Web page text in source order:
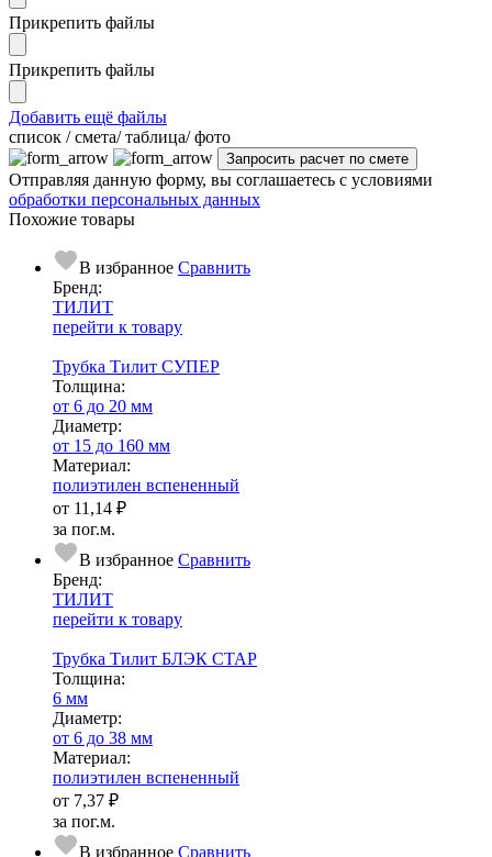
Прикрепить файлы
Прикрепить файлы
Добавить ещё файлы
cписок / смета/ таблица/ фото
Отправляя данную форму, вы соглашаетесь с условиями
обработки персональных данных
Похожие товары
В избранное Сравнить
Бренд:
ТИЛИТ
перейти к товару
Трубка Тилит СУПЕР
Тол­щи­на:
от 6 до 20 мм
Диаметр:
от 15 до 160 мм
Ма­­те­­ри­­ал:
полиэтилен вспененный
от 11,14 ₽
за пог.м.
В избранное Сравнить
Бренд:
ТИЛИТ
перейти к товару
Трубка Тилит БЛЭК СТАР
Тол­щи­на:
6 мм
Диаметр:
от 6 до 38 мм
Ма­­те­­ри­­ал:
полиэтилен вспененный
от 7,37 ₽
за пог.м.
В избранное Сравнить